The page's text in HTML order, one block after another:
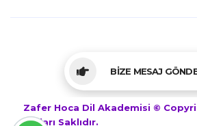
BİZE MESAJ
Zafer Hoca Dil Akademisi ©
Hakları Saklıdır.